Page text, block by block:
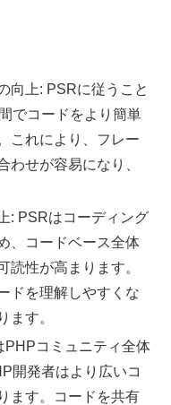
向上: PSRに従うこと
でコードをより簡単
これにより、フレー
わせが容易になり、
: PSRはコーディング
、コードベース全体
読性が高まります。
ドを理解しやすくな
ます。
PHPコミュニティ全体
開発者はより広いコ
ます。コードを共有